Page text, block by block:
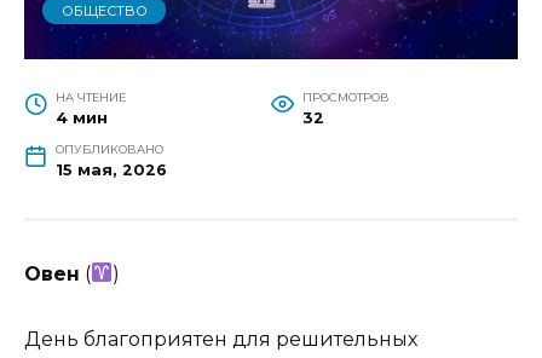
ОБЩЕСТВО
НА ЧТЕНИЕ
4 мин
ПРОСМОТРОВ
32
ОПУБЛИКОВАНО
15 мая, 2026
Овен ( )
День благоприятен для решительных